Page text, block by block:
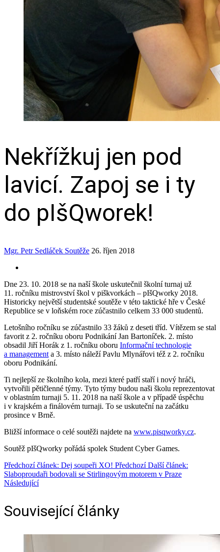
Nekřížkuj jen pod
lavicí. Zapoj se i ty
do pIšQworek!
Mgr. Petr Sedláček Soutěže 26. říjen 2018
Dne 23. 10. 2018 se na naší škole uskutečnil školní turnaj už
11. ročníku mistrovství škol v piškvorkách – pIšQworky 2018.
Historicky největší studentské soutěže v této taktické hře v České
Republice se v loňském roce zúčastnilo celkem 33 000 studentů.
Letošního ročníku se zúčastnilo 33 žáků z deseti tříd. Vítězem se stal
favorit z 2. ročníku oboru Podnikání Jan Bartoníček. 2. místo
obsadil Jiří Horák z 1. ročníku oboru Informační technologie
a management a 3. místo náleží Pavlu Mlynářovi též z 2. ročníku
oboru Podnikání.
Ti nejlepší ze školního kola, mezi které patří staří i nový hráči,
vytvořili pětičlenné týmy. Tyto týmy budou naši školu reprezentovat
v oblastním turnaji 5. 11. 2018 na naší škole a v případě úspěchu
i v krajském a finálovém turnaji. To se uskuteční na začátku
prosince v Brně.
Bližší informace o celé soutěži najdete na www.pisqworky.cz.
Soutěž pIšQworky pořádá spolek Student Cyber Games.
Předchozí článek: Dej soupeři XO! Předchozí Další článek:
Slaboproudaři bodovali se Stirlingovým motorem v Praze
Následující
Související články